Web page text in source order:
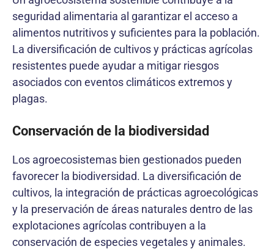
seguridad alimentaria al garantizar el acceso a
alimentos nutritivos y suficientes para la población.
La diversificación de cultivos y prácticas agrícolas
resistentes puede ayudar a mitigar riesgos
asociados con eventos climáticos extremos y
plagas.
Conservación de la biodiversidad
Los agroecosistemas bien gestionados pueden
favorecer la biodiversidad. La diversificación de
cultivos, la integración de prácticas agroecológicas
y la preservación de áreas naturales dentro de las
explotaciones agrícolas contribuyen a la
conservación de especies vegetales y animales.